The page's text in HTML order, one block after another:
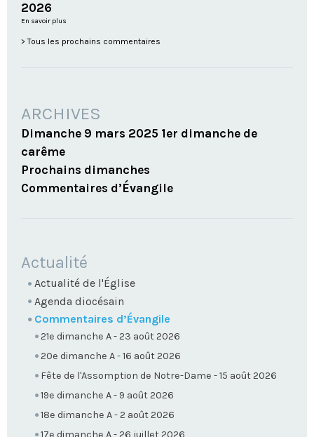
2026
En savoir plus
Tous les prochains commentaires
ARCHIVES
Dimanche 9 mars 2025 1er dimanche de
carême
Prochains dimanches
Commentaires d’Évangile
NAVIGATION
Actualité
Actualité de l'Église
Agenda diocésain
Commentaires d’Évangile
21e dimanche A - 23 août 2026
20e dimanche A - 16 août 2026
Fête de l'Assomption de Notre-Dame - 15 août 2026
19e dimanche A - 9 août 2026
18e dimanche A - 2 août 2026